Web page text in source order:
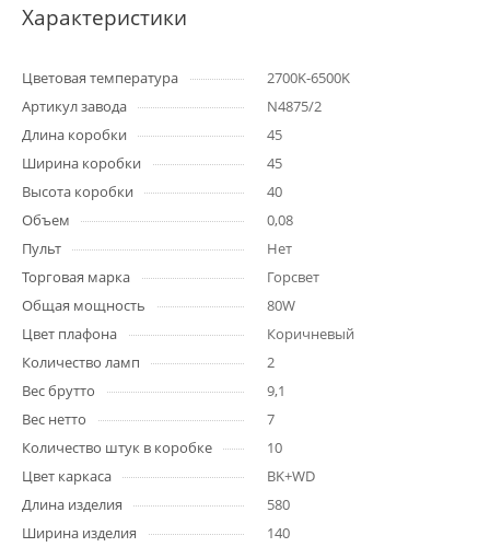
Характеристики
Цветовая температура
2700K-6500K
Артикул завода
N4875/2
Длина коробки
45
Ширина коробки
45
Высота коробки
40
Объем
0,08
Пульт
Нет
Торговая марка
Горсвет
Общая мощность
80W
Цвет плафона
Коричневый
Количество ламп
2
Вес брутто
9,1
Вес нетто
7
Количество штук в коробке
10
Цвет каркаса
BK+WD
Длина изделия
580
Ширина изделия
140